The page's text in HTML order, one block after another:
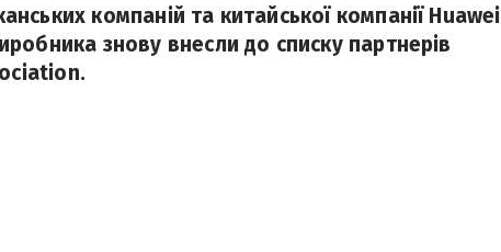
компаній та китайської компанії Huawei
знову внесли до списку партнерів